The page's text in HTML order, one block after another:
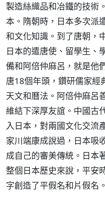
製造絲織品和冶鐵的技術
本。隋朝時，日本多次派
和文化知識。到了唐朝，
日本的遣唐使、留學生、
備和阿倍仲麻呂，就是他
唐18個年頭，鑽研儒家經
天文和曆法。阿倍仲麻呂
維結下深厚友誼。中國古
入日本，對兩國文化交流
家川端康成說過，日本吸
成自己的審美傳統。日本
整個日本歷史來說，平安
字創造了平假名和片假名。